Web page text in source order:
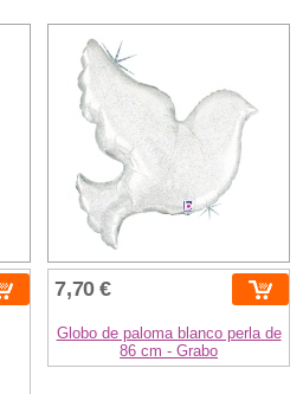
7,70 €
Globo de paloma blanco perla de
86 cm - Grabo